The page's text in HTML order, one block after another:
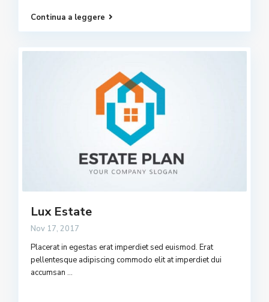
Continua a leggere
Lux Estate
Nov 17, 2017
Placerat in egestas erat imperdiet sed euismod. Erat
pellentesque adipiscing commodo elit at imperdiet dui
accumsan...